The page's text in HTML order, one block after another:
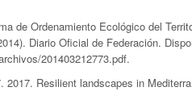
Ordenamiento Ecológico del
Diario Oficial de Federación.
201403212773.pdf.
Resilient landscapes in